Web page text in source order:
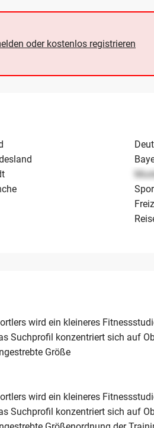
oder kostenlos registrieren
wird ein kleineres
Suchprofil konzentriert sich auf
Größe
wird ein kleineres
Suchprofil konzentriert sich auf